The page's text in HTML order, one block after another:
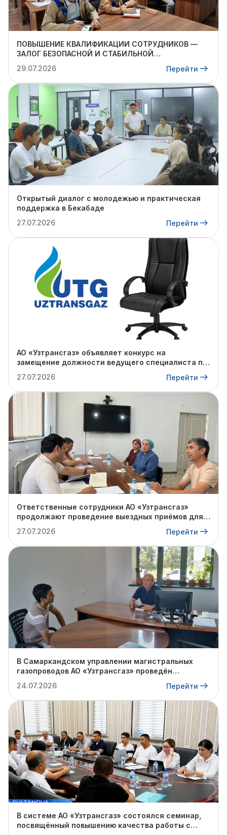
ПОВЫШЕНИЕ КВАЛИФИКАЦИИ СОТРУДНИКОВ —
ЗАЛОГ БЕЗОПАСНОЙ И СТАБИЛЬНОЙ
29.07.2026 Перейти
Открытый диалог с молодежью и практическая
поддержка в Бекабаде
27.07.2026
Перейти
АО «Узтрансгаз» объявляет конкурс на
замещение должности ведущего специалиста по
«Каганском», «Зирабулакском» УМГ, а также на
ПХГ «Северный Сох».
27.07.2026 Перейти
Ответственные сотрудники АО «Узтрансгаз»
продолжают проведение выездных приёмов для
проблем на местах и поиска путей их решения.
27.07.2026 Перейти
В Самаркандском управлении магистральных
газопроводов АО «Узтрансгаз» проведён
24.07.2026 Перейти
В системе АО «Узтрансгаз» состоялся семинар,
посвящённый повышению качества работы с